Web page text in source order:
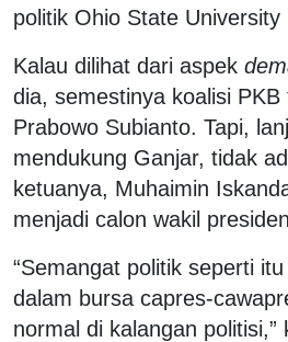
politik Ohio State University
Kalau dilihat dari aspek
dia, semestinya koalisi PKB
Prabowo Subianto. Tapi,
mendukung Ganjar, tidak
ketuanya, Muhaimin
menjadi calon wakil
“Semangat politik seperti
dalam bursa capres-
normal di kalangan politisi,”